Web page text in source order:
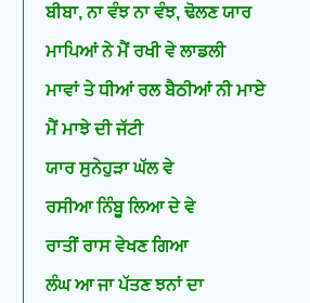
ਬੀਬਾ, ਨਾ ਵੰਝ ਨਾ ਵੰਝ, ਢੋਲਣ ਯਾਰ
ਮਾਪਿਆਂ ਨੇ ਮੈਂ ਰਖੀ ਵੇ ਲਾਡਲੀ
ਮਾਵਾਂ ਤੇ ਧੀਆਂ ਰਲ ਬੈਠੀਆਂ ਨੀ ਮਾਏ
ਮੈਂ ਮਾਝੇ ਦੀ ਜੱਟੀ
ਯਾਰ ਸੁਨੇਹੁੜਾ ਘੱਲ ਵੇ
ਰਸੀਆ ਨਿੰਬੂ ਲਿਆ ਦੇ ਵੇ
ਰਾਤੀਂ ਰਾਸ ਵੇਖਣ ਗਿਆ
ਲੰਘ ਆ ਜਾ ਪੱਤਣ ਝਨਾਂ ਦਾ